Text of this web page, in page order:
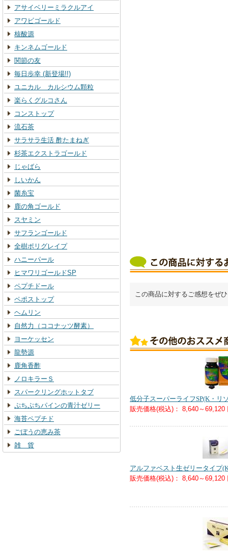
アサイベリーミラクルアイ
アワビゴールド
核酸源
キンネムゴールド
関節の友
毎日歩幸 (新登場!!)
ユニカル カルシウム顆粒
楽らくグルコさん
コンストップ
流石茶
サラサラ生活 酢たまねぎ
杉茶エクストラゴールド
じゃばら
しいかん
菌糸宝
鹿の角ゴールド
スヤミン
サフランゴールド
全樹ポリグレイプ
ハニーパール
ヒマワリゴールドSP
ペプチドール
ペポストップ
ヘムリン
自然力（ココナッツ酵素）
ヨーケッセン
龍勢源
鹿角香酢
ノロキラーＳ
スパークリングホットタブ
ぷちぷちパインの青汁ゼリー
海苔ペプチド
ごぼうの恵み茶
雑 貨
この商品に対するご感想をぜ
低分子スーパーライフSP(K・リ
販売価格(税込)： 8,640～69,120
アルファベスト生ゼリータイプ
販売価格(税込)： 8,640～69,120